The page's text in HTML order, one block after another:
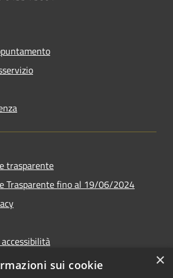
trasparente
Trasparente fino al 19/06/2024
×
sui cookie